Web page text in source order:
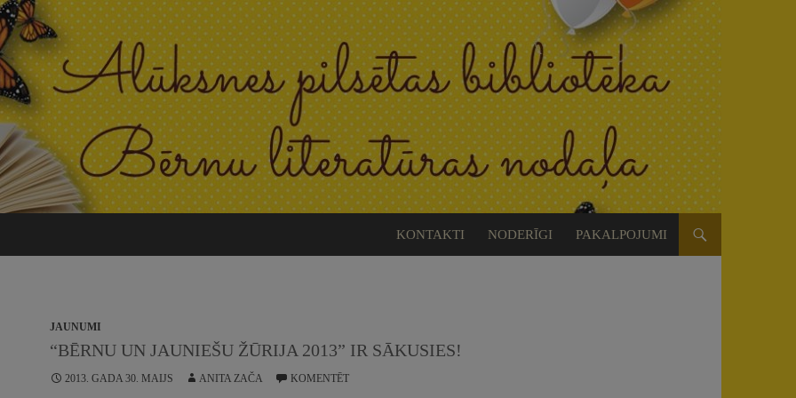
KONTAKTI NODERĪGI PAKALPOJUMI
JAUNUMI
“BĒRNU UN JAUNIEŠU ŽŪRIJA 2013” IR SĀKUSIES!
2013. GADA 30. MAIJS ANITA ZAČA KOMENTĒT